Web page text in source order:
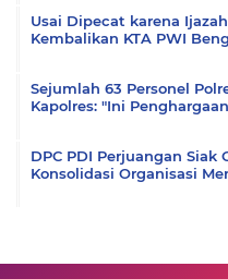
Usai Dipecat karena
Kembalikan KTA PWI
Sejumlah 63 Personel
Kapolres: "Ini
DPC PDI Perjuangan Siak
Konsolidasi Organisasi